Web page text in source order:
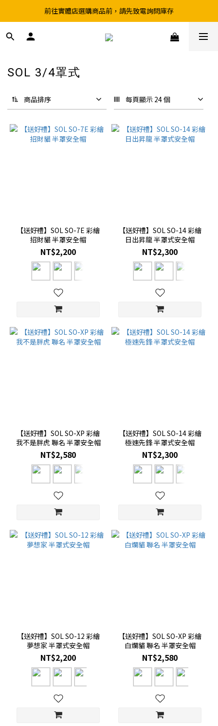
超取滿199、宅配滿490 享免運優惠
前往實體店選購商品前，請先致電詢問庫存
超取滿199、宅配滿490 享免運優惠
SOL 3/4罩式
商品排序 每頁顯示 24 個
【送好禮】SOL SO-7E 彩繪
招財貓 半罩安全帽
NT$2,200
【送好禮】SOL SO-14 彩繪
日出昇龍 半罩式安全帽
NT$2,300
【送好禮】SOL SO-XP 彩繪
我不是胖虎 聯名 半罩安全帽
NT$2,580
【送好禮】SOL SO-14 彩繪
極速先鋒 半罩式安全帽
NT$2,300
【送好禮】SOL SO-12 彩繪
夢想家 半罩式安全帽
NT$2,200
【送好禮】SOL SO-XP 彩繪
白爛貓 聯名 半罩安全帽
NT$2,580